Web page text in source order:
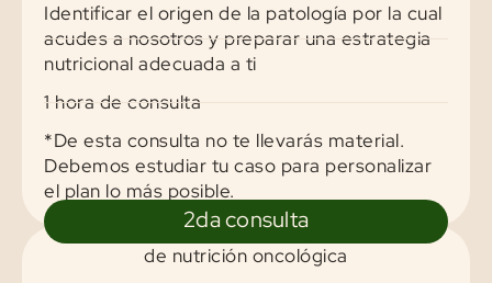
Identificar el origen de la patología por la cual
acudes a nosotros y preparar una estrategia
nutricional adecuada a ti
1 hora de consulta
*De esta consulta no te llevarás material.
Debemos estudiar tu caso para personalizar
el plan lo más posible.
2da consulta
de nutrición oncológica